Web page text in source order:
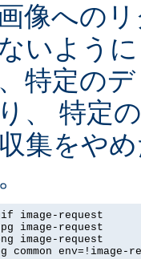
像への
いよう
特定の
、 特定
集をや
image-request
image-request
image-request
common env=!image-